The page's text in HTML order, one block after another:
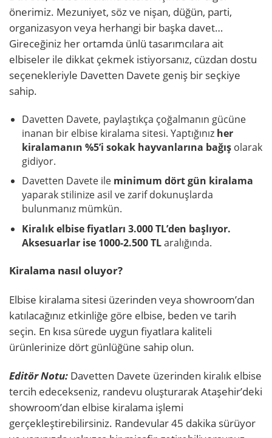
önerimiz. Mezuniyet, söz ve nişan, düğün, parti,
organizasyon veya herhangi bir başka davet…
Gireceğiniz her ortamda ünlü tasarımcılara ait
elbiseler ile dikkat çekmek istiyorsanız, cüzdan dostu
seçenekleriyle Davetten Davete geniş bir seçkiye
sahip.
Davetten Davete, paylaştıkça çoğalmanın gücüne
inanan bir elbise kiralama sitesi. Yaptığınız her
kiralamanın %5’i sokak hayvanlarına bağış olarak
gidiyor.
Davetten Davete ile minimum dört gün kiralama
yaparak stilinize asil ve zarif dokunuşlarda
bulunmanız mümkün.
Kiralık elbise fiyatları 3.000 TL’den başlıyor.
Aksesuarlar ise 1000-2.500 TLaralığında.
Kiralama nasıl oluyor?
Elbise kiralama sitesi üzerinden veya showroom’dan
katılacağınız etkinliğe göre elbise, beden ve tarih
seçin. En kısa sürede uygun fiyatlara kaliteli
ürünlerinize dört günlüğüne sahip olun.
Editör Notu: Davetten Davete üzerinden kiralık elbise
tercih edecekseniz, randevu oluşturarak Ataşehir’deki
showroom’dan elbise kiralama işlemi
gerçekleştirebilirsiniz. Randevular 45 dakika sürüyor